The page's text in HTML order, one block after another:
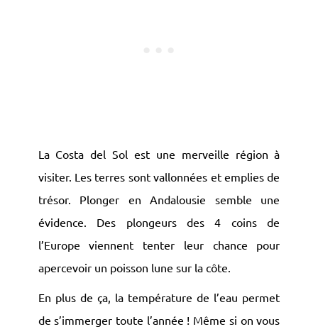
La Costa del Sol est une merveille région à
visiter. Les terres sont vallonnées et emplies de
trésor. Plonger en Andalousie semble une
évidence. Des plongeurs des 4 coins de
l’Europe viennent tenter leur chance pour
apercevoir un poisson lune sur la côte.
En plus de ça, la température de l’eau permet
de s’immerger toute l’année ! Même si on vous